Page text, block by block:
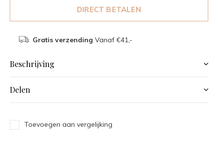
DIRECT BETALEN
Gratis verzending Vanaf €41,-
Beschrijving
Delen
Toevoegen aan vergelijking